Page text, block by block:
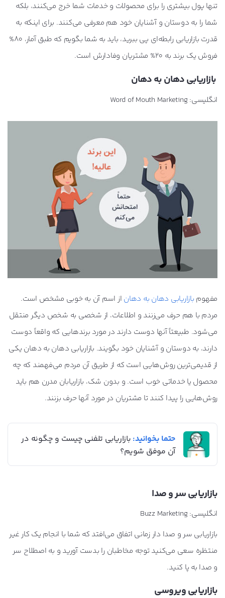
تنها پول بیشتری را برای محصولات و خدمات شما خرج می‌کنند، بلکه
شما را به دوستان و آشنایان خود هم معرفی می‌کنند. برای اینکه به
قدرت بازاریابی رابطه‌ای پی ببرید، باید به شما بگویم که طبق آمار، 80%
فروش یک برند به 20% مشتریان وفادارش است.
بازاریابی دهان به دهان
انگلیسی: Word of Mouth Marketing
مفهوم بازاریابی دهان به دهان از اسم آن به خوبی مشخص است.
مردم با هم حرف می‌زنند و اطلاعات، از شخصی به شخص دیگر منتقل
می‌شود. طبیعتاً آنها دوست دارند در مورد برندهایی که واقعاً دوست
دارند، به دوستان و آشنایان خود بگویند. بازاریابی دهان به دهان یکی
از قدیمی‌ترین روش‌هایی است که از طریق آن مردم می‌فهمند که چه
محصول یا خدماتی خوب است. و بدون شک، بازاریابان مدرن هم باید
روش‌هایی را پیدا کنند تا مشتریان در مورد آنها حرف بزنند.
حتما بخوانید: بازاریابی تلفنی چیست و چگونه در
آن موفق شویم؟
بازاریابی سر و صدا
انگلیسی: Buzz Marketing
بازاریابی سر و صدا دار زمانی اتفاق می‌افتد که شما با انجام یک کار غیر
منتظره سعی می‌کنید توجه مخاطبان را بدست آورید و به اصطلاح سر
و صدا به پا کنید.
بازاریابی ویروسی